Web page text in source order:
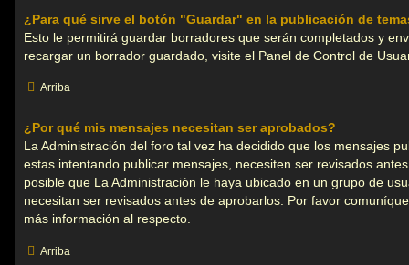
¿Para qué sirve el botón "Guardar" en la publicación de
Esto le permitirá guardar borradores que serán completados y
recargar un borrador guardado, visite el Panel de Control de
Arriba
¿Por qué mis mensajes necesitan ser aprobados?
La Administración del foro tal vez ha decidido que los mensajes
estas intentando publicar mensajes, necesiten ser revisados
posible que La Administración le haya ubicado en un grupo de
necesitan ser revisados antes de aprobarlos. Por favor
más información al respecto.
Arriba